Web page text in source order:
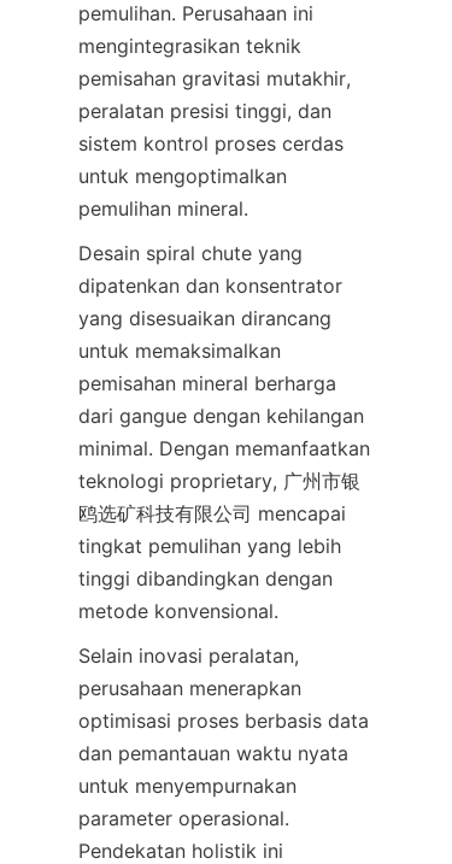
pemulihan. Perusahaan ini
mengintegrasikan teknik
pemisahan gravitasi mutakhir,
peralatan presisi tinggi, dan
sistem kontrol proses cerdas
untuk mengoptimalkan
pemulihan mineral.
Desain spiral chute yang
dipatenkan dan konsentrator
yang disesuaikan dirancang
untuk memaksimalkan
pemisahan mineral berharga
dari gangue dengan kehilangan
minimal. Dengan memanfaatkan
teknologi proprietary, 广州市银
鸥选矿科技有限公司 mencapai
tingkat pemulihan yang lebih
tinggi dibandingkan dengan
metode konvensional.
Selain inovasi peralatan,
perusahaan menerapkan
optimisasi proses berbasis data
dan pemantauan waktu nyata
untuk menyempurnakan
parameter operasional.
Pendekatan holistik ini